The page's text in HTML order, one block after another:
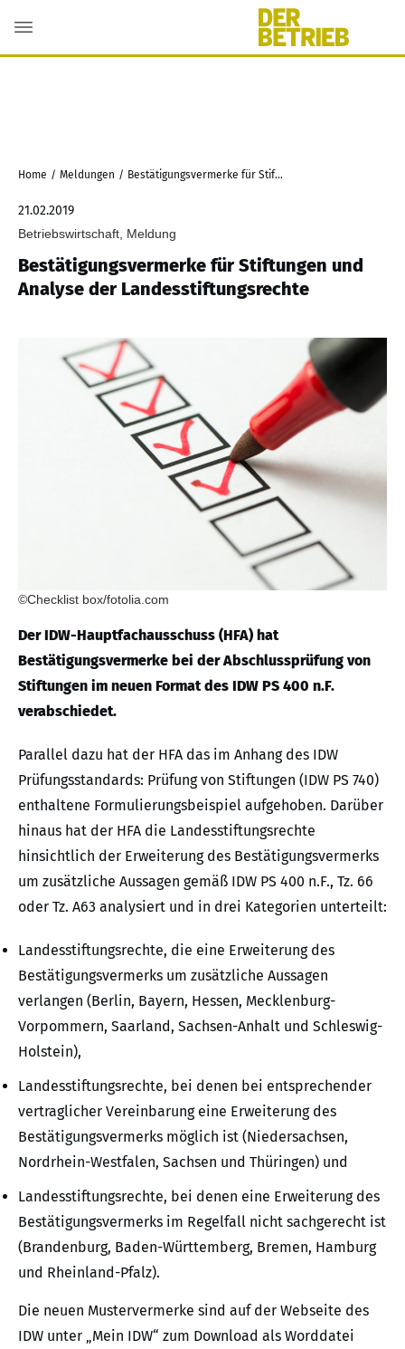
Home / Meldungen / Bestätigungsvermerke für Stiftungen und Analyse der Landesstiftungsrechte
21.02.2019
Betriebswirtschaft, Meldung
Bestätigungsvermerke für Stiftungen und
Analyse der Landesstiftungsrechte
©Checklist box/fotolia.com
Der IDW-Hauptfachausschuss (HFA) hat
Bestätigungsvermerke bei der Abschlussprüfung von
Stiftungen im neuen Format des IDW PS 400 n.F.
verabschiedet.
Parallel dazu hat der HFA das im Anhang des IDW
Prüfungsstandards: Prüfung von Stiftungen (IDW PS 740)
enthaltene Formulierungsbeispiel aufgehoben. Darüber
hinaus hat der HFA die Landesstiftungsrechte
hinsichtlich der Erweiterung des Bestätigungsvermerks
um zusätzliche Aussagen gemäß IDW PS 400 n.F., Tz. 66
oder Tz. A63 analysiert und in drei Kategorien unterteilt:
Landesstiftungsrechte, die eine Erweiterung des
Bestätigungsvermerks um zusätzliche Aussagen
verlangen (Berlin, Bayern, Hessen, Mecklenburg-
Vorpommern, Saarland, Sachsen-Anhalt und Schleswig-
Holstein),
Landesstiftungsrechte, bei denen bei entsprechender
vertraglicher Vereinbarung eine Erweiterung des
Bestätigungsvermerks möglich ist (Niedersachsen,
Nordrhein-Westfalen, Sachsen und Thüringen) und
Landesstiftungsrechte, bei denen eine Erweiterung des
Bestätigungsvermerks im Regelfall nicht sachgerecht ist
(Brandenburg, Baden-Württemberg, Bremen, Hamburg
und Rheinland-Pfalz).
Die neuen Mustervermerke sind auf der Webseite des
IDW unter „Mein IDW“ zum Download als Worddatei